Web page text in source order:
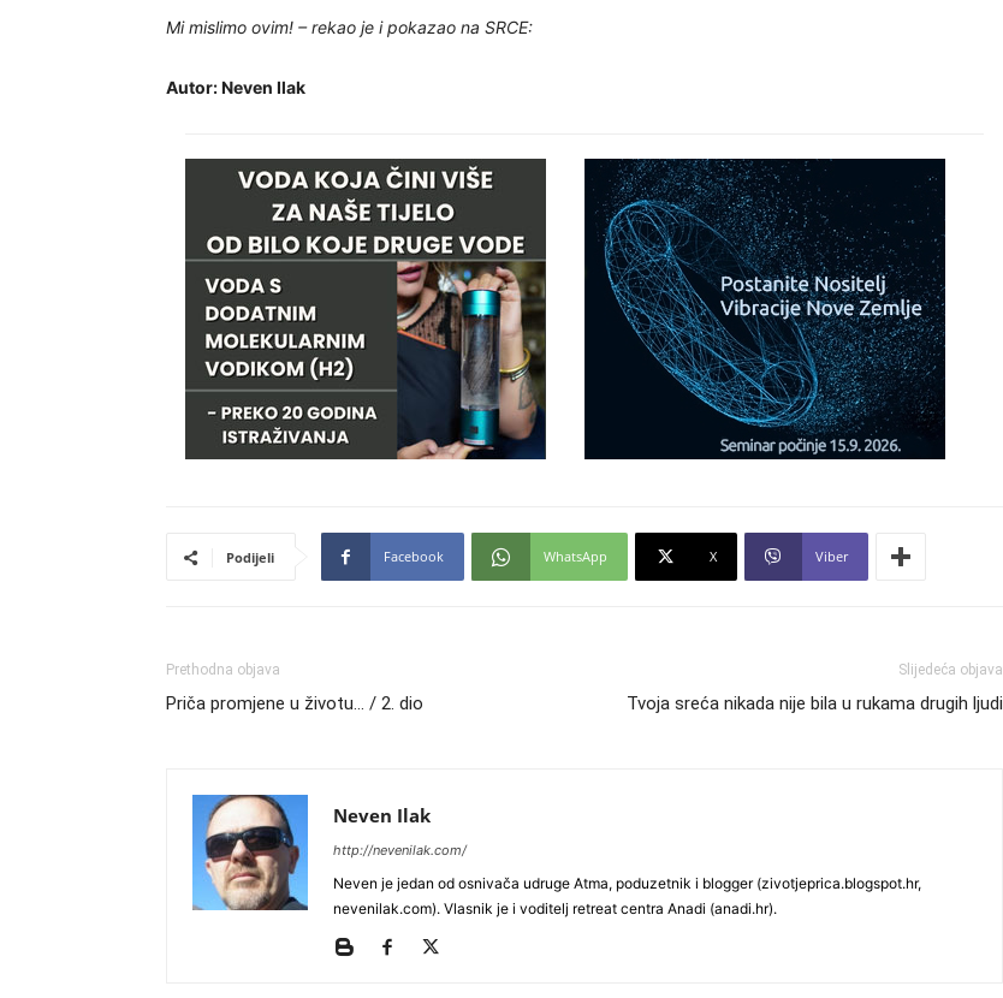
Mi mislimo ovim! – rekao je i pokazao na SRCE:
Autor: Neven Ilak
Podijeli Facebook WhatsApp X Viber
Prethodna objava
Priča promjene u životu… / 2. dio
Slijedeća objava
Tvoja sreća nikada nije bila u rukama drugih ljudi
Neven Ilak
http://nevenilak.com/
Neven je jedan od osnivača udruge Atma, poduzetnik i blogger (zivotjeprica.blogspot.hr,
nevenilak.com). Vlasnik je i voditelj retreat centra Anadi (anadi.hr).